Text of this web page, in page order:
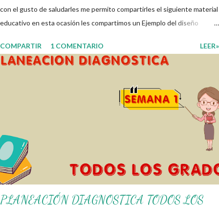
con el gusto de saludarles me permito compartirles el siguiente material
educativo en esta ocasión les compartimos un Ejemplo del diseño
fortalecer los procesos de enseñanza y aprendizaje para que los
alumnos alcacen los niveles de logro educativo. Gracias por seguir a
diferentes materiales que hacen que todo esto sea posible,
recordándoles que nosotros solo los compartimos con fines educativos,
didácticos e informativos. ☺️ Obtén documento completo aquí 👇👇 👇
COMPARTIR 1 COMENTARIO LEER»
PLANEACIÓN DIAGNOSTICA TODOS LOS